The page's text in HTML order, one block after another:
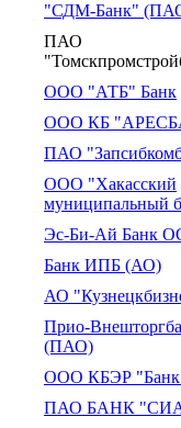
"СДМ-Банк"
ПАО
ООО "АТБ" Банк
ООО КБ
ПАО
ООО "Хакасский
муниципальный
Эс-Би-Ай Банк
Банк ИПБ (АО)
АО
Прио-
(ПАО)
ООО КБЭР "Банк
ПАО БАНК